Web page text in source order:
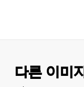
다른 이미지